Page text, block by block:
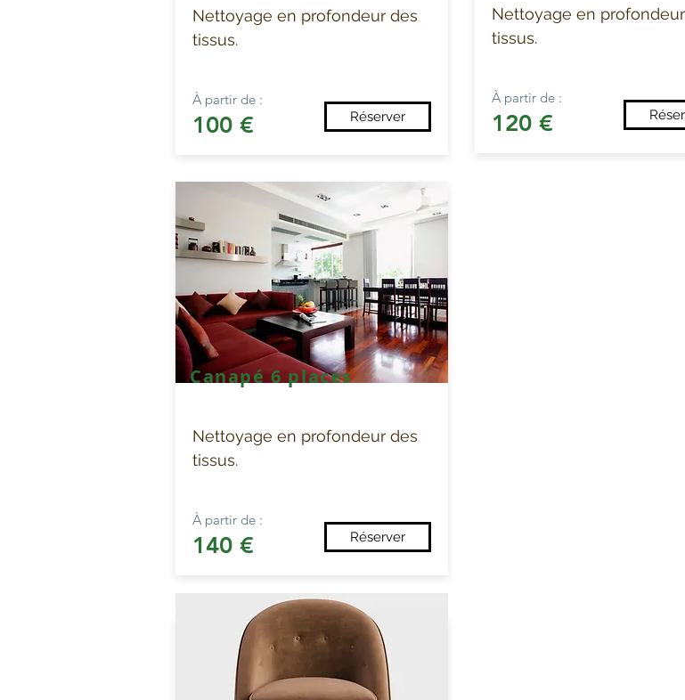
Nettoyage en profondeur des
tissus.
À partir de :
100 € Réserver
Nettoyage en
tissus.
À partir de :
120 €
Canapé 6 places
Nettoyage en profondeur des
tissus.
À partir de :
140 € Réserver